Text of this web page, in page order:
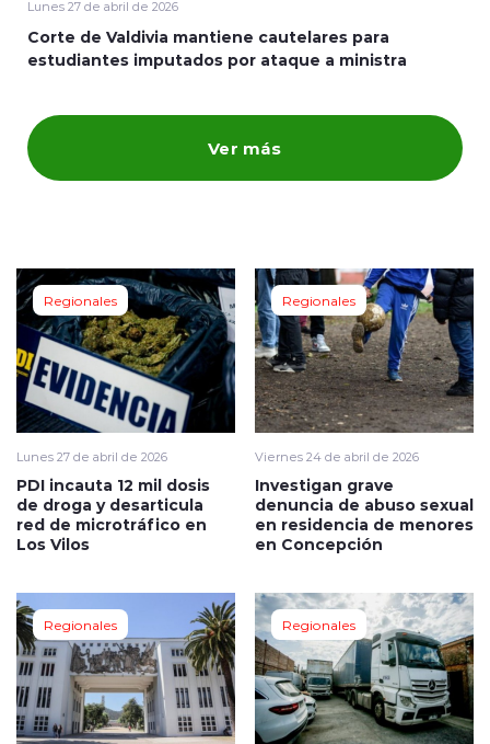
ENTREVISTAS
Lunes 27 de abril de 2026
Corte de Valdivia mantiene cautelares para
estudiantes imputados por ataque a ministra
Ver más
Regionales
Lunes 27 de abril de 2026
PDI incauta 12 mil dosis
de droga y desarticula
red de microtráfico en
Los Vilos
Regionales
Viernes 24 de abril de 2026
Investigan grave
denuncia de abuso sexual
en residencia de menores
en Concepción
Regionales Regionales